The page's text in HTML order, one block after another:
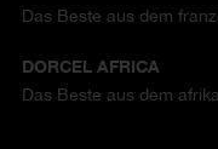
Das Beste aus dem
DORCEL AFRICA
Das Beste aus dem